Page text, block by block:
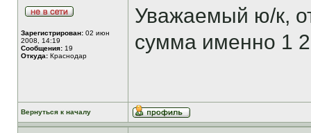
Зарегистрирован: 02 июн
2008, 14:19
Сообщения: 19
Откуда: Краснодар
Уважаемый ю/к,
сумма именно 1
Вернуться к началу